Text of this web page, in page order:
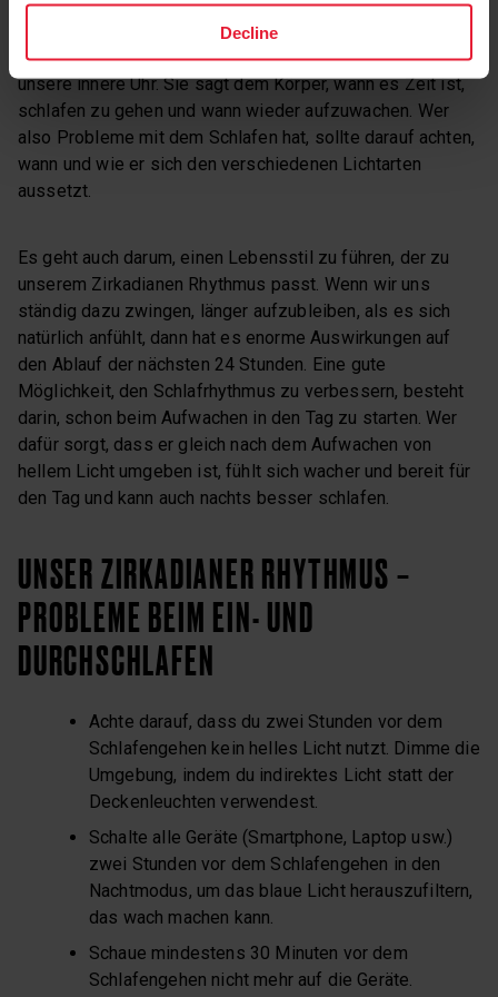
Decline
Unsere Lichtexposition hat einen erheblichen Einfluss auf
unsere innere Uhr. Sie sagt dem Körper, wann es Zeit ist,
schlafen zu gehen und wann wieder aufzuwachen. Wer
also Probleme mit dem Schlafen hat, sollte darauf achten,
wann und wie er sich den verschiedenen Lichtarten
aussetzt.
Es geht auch darum, einen Lebensstil zu führen, der zu
unserem Zirkadianen Rhythmus passt. Wenn wir uns
ständig dazu zwingen, länger aufzubleiben, als es sich
natürlich anfühlt, dann hat es enorme Auswirkungen auf
den Ablauf der nächsten 24 Stunden. Eine gute
Möglichkeit, den Schlafrhythmus zu verbessern, besteht
darin, schon beim Aufwachen in den Tag zu starten. Wer
dafür sorgt, dass er gleich nach dem Aufwachen von
hellem Licht umgeben ist, fühlt sich wacher und bereit für
den Tag und kann auch nachts besser schlafen.
UNSER ZIRKADIANER RHYTHMUS –
PROBLEME BEIM EIN- UND
DURCHSCHLAFEN
Achte darauf, dass du zwei Stunden vor dem
Schlafengehen kein helles Licht nutzt. Dimme die
Umgebung, indem du indirektes Licht statt der
Deckenleuchten verwendest.
Schalte alle Geräte (Smartphone, Laptop usw.)
zwei Stunden vor dem Schlafengehen in den
Nachtmodus, um das blaue Licht herauszufiltern,
das wach machen kann.
Schaue mindestens 30 Minuten vor dem
Schlafengehen nicht mehr auf die Geräte.